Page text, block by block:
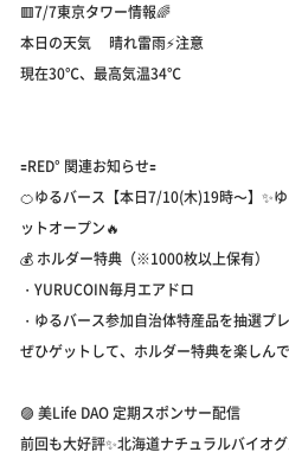
🟥7/7東京タワー情報🌈
本日の天気 晴れ雷雨⚡️注意
現在30℃、最高気温34℃
🟰RED° 関連お知らせ🟰
🍊ゆるバース【本日7/10(木)19時〜】✨
ットオープン🔥
💰 ホルダー特典（※1000枚以上保有）
・YURUCOIN毎月エアドロ
・ゆるバース参加自治体特産品を抽選プ
ぜひゲットして、ホルダー特典を楽しん
🟣 美Life DAO 定期スポンサー配信
前回も大好評✨北海道ナチュラルバイオ